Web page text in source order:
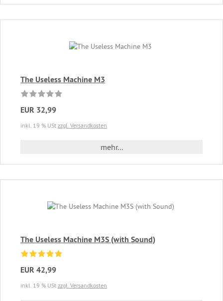
The Useless Machine M3
EUR 32,99
inkl. 19 % USt zzgl. Versandkosten
mehr...
The Useless Machine M3S (with Sound)
EUR 42,99
inkl. 19 % USt zzgl. Versandkosten